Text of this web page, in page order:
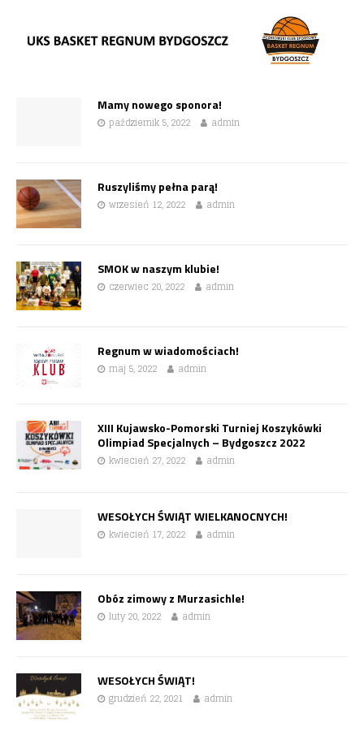
Mamy nowego sponora!
październik 5, 2022 admin
Ruszyliśmy pełna parą!
wrzesień 12, 2022 admin
SMOK w naszym klubie!
czerwiec 20, 2022 admin
Regnum w wiadomościach!
maj 5, 2022 admin
XIII Kujawsko-Pomorski Turniej Koszykówki
Olimpiad Specjalnych – Bydgoszcz 2022
kwiecień 27, 2022 admin
WESOŁYCH ŚWIĄT WIELKANOCNYCH!
kwiecień 17, 2022 admin
Obóz zimowy z Murzasichle!
luty 20, 2022 admin
WESOŁYCH ŚWIĄT!
grudzień 22, 2021 admin